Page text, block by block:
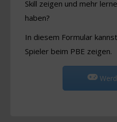
Skill zeigen und mehr
haben?
In diesem Formular
Spieler beim PBE zeigen.